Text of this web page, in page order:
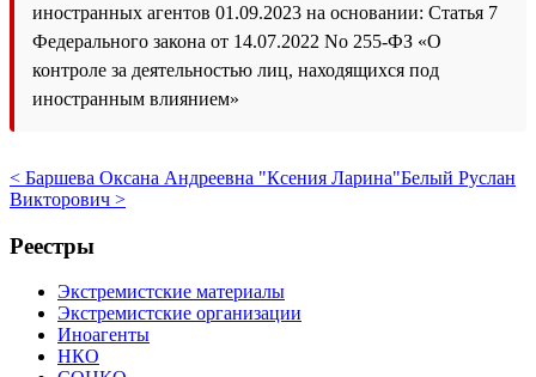
иностранных агентов 01.09.2023 на основании: Статья 7
Федерального закона от 14.07.2022 No 255-ФЗ «О
контроле за деятельностью лиц, находящихся под
иностранным влиянием»
< Баршева Оксана Андреевна "Ксения Ларина"Белый Руслан
Викторович >
Реестры
Экстремистские материалы
Экстремистские организации
Иноагенты
НКО